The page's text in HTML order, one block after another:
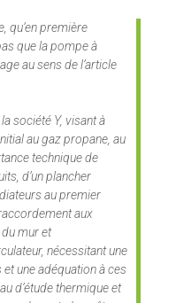
qu’en première
que la pompe à
au sens de l’article
société Y, visant à
au gaz propane, au
technique de
d’un plancher
au premier
aux
mur et
nécessitant une
une adéquation à ces
d’étude thermique et